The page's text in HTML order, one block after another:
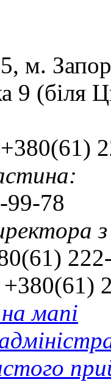
м.
9 (біля
+380(61)
99-78
+380(61)
мапі